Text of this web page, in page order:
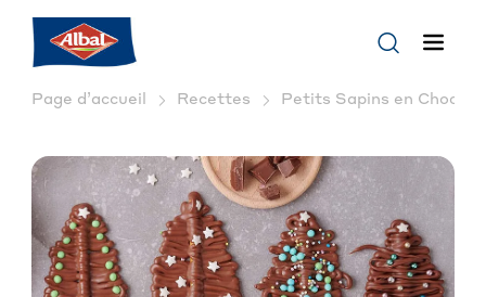
Page d’accueil Recettes Petits Sapins en